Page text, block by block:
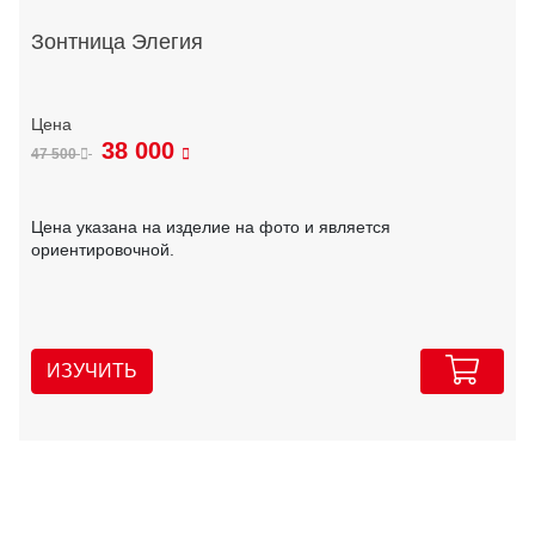
Зонтница Элегия
47 500 38 000
Цена указана на изделие на фото и является
ориентировочной.
ИЗУЧИТЬ